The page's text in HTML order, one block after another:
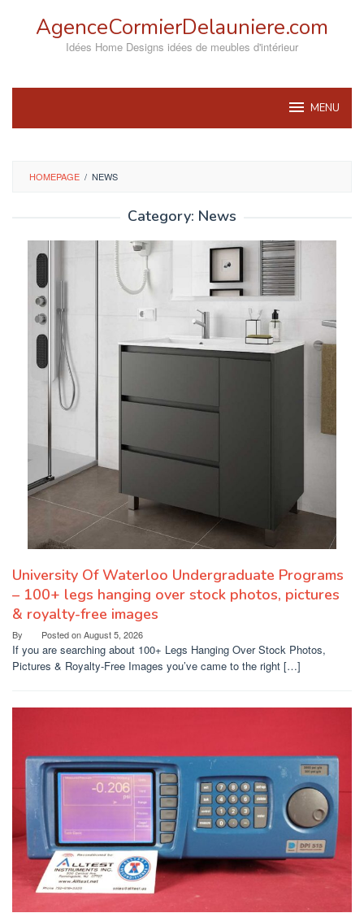
AgenceCormierDelauniere.com
Idées Home Designs idées de meubles d'intérieur
MENU
HOMEPAGE / NEWS
Category: News
University Of Waterloo Undergraduate Programs
– 100+ legs hanging over stock photos, pictures
& royalty-free images
By Posted onAugust 5, 2026
If you are searching about 100+ Legs Hanging Over Stock Photos,
Pictures & Royalty-Free Images you’ve came to the right […]